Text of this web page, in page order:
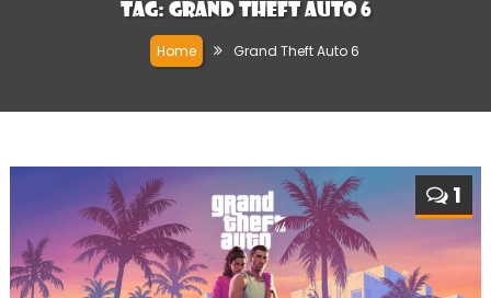
Tag: Grand Theft Auto 6
Home Grand Theft Auto 6
1